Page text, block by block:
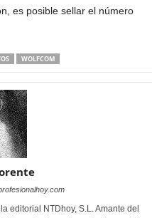
es posible sellar el número
WOLFCOM
editorial NTDhoy, S.L. Amante del